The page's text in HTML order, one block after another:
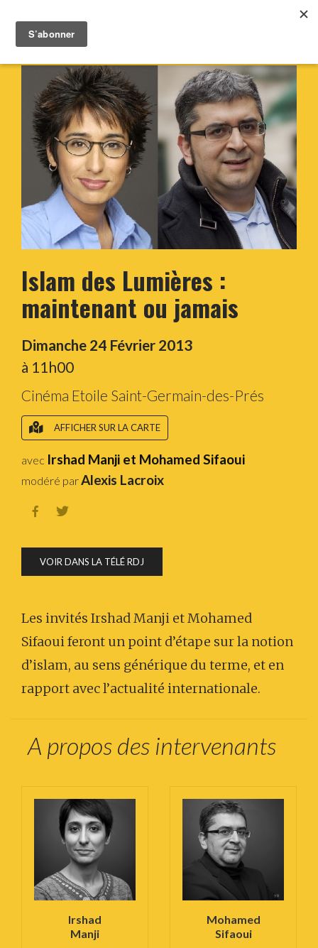
Islam des Lumières :
maintenant ou jamais
Dimanche 24 Février 2013
à 11h00
Cinéma Etoile Saint-Germain-des-Prés
AFFICHER SUR LA CARTE
avec Irshad Manji et Mohamed Sifaoui
modéré parAlexis Lacroix
 
VOIR DANS LA TÉLÉ RDJ
Les invités Irshad Manji et Mohamed
Sifaoui feront un point d’étape sur la notion
d’islam, au sens générique du terme, et en
rapport avec l’actualité internationale.
A propos des intervenants
Irshad
Manji
Mohamed
Sifaoui